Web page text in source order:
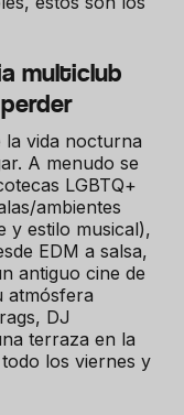
multiclub
la vida nocturna
A menudo se
LGBTQ+
ambientes
y estilo musical),
EDM a salsa,
antiguo cine de
atmósfera
DJ
terraza en la
los viernes y